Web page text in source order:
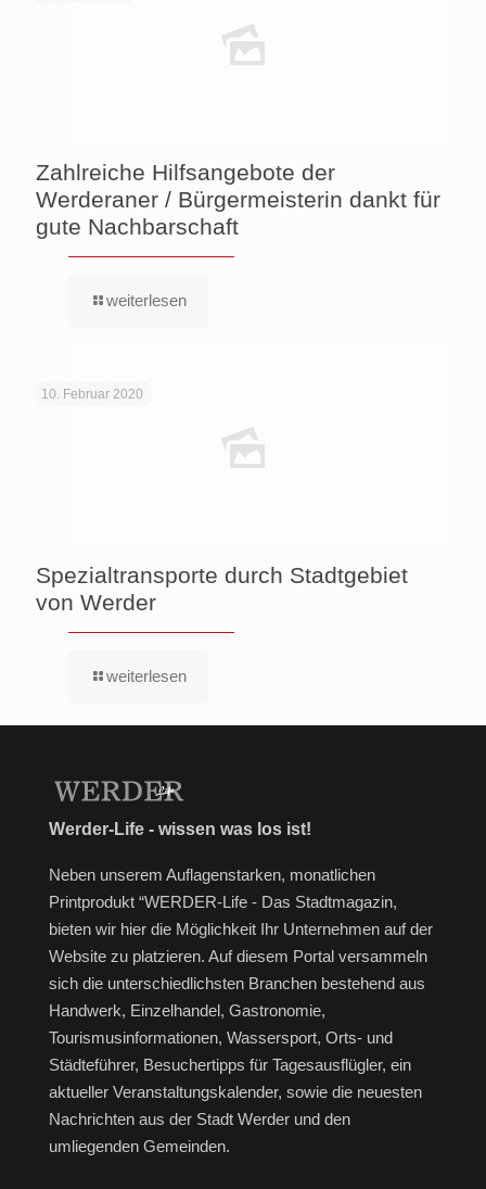
Zahlreiche Hilfsangebote der
Werderaner / Bürgermeisterin dankt für
gute Nachbarschaft
weiterlesen
10. Februar 2020
Spezialtransporte durch Stadtgebiet
von Werder
weiterlesen
Werder-Life - wissen was los ist!
Neben unserem Auflagenstarken, monatlichen
Printprodukt “WERDER-Life - Das Stadtmagazin,
bieten wir hier die Möglichkeit Ihr Unternehmen auf der
Website zu platzieren. Auf diesem Portal versammeln
sich die unterschiedlichsten Branchen bestehend aus
Handwerk, Einzelhandel, Gastronomie,
Tourismusinformationen, Wassersport, Orts- und
Städteführer, Besuchertipps für Tagesausflügler, ein
aktueller Veranstaltungskalender, sowie die neuesten
Nachrichten aus der Stadt Werder und den
umliegenden Gemeinden.